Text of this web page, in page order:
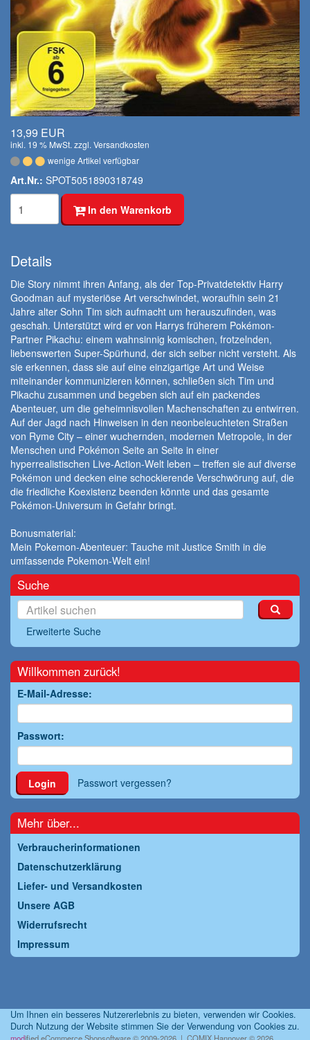
13,99 EUR
inkl. 19 % MwSt. zzgl. Versandkosten
wenige Artikel verfügbar
Art.Nr.: SPOT5051890318749
In den Warenkorb
Details
Die Story nimmt ihren Anfang, als der Top-Privatdetektiv Harry
Goodman auf mysteriöse Art verschwindet, woraufhin sein 21
Jahre alter Sohn Tim sich aufmacht um herauszufinden, was
geschah. Unterstützt wird er von Harrys früherem Pokémon-
Partner Pikachu: einem wahnsinnig komischen, frotzelnden,
liebenswerten Super-Spürhund, der sich selber nicht versteht. Als
sie erkennen, dass sie auf eine einzigartige Art und Weise
miteinander kommunizieren können, schließen sich Tim und
Pikachu zusammen und begeben sich auf ein packendes
Abenteuer, um die geheimnisvollen Machenschaften zu entwirren.
Auf der Jagd nach Hinweisen in den neonbeleuchteten Straßen
von Ryme City – einer wuchernden, modernen Metropole, in der
Menschen und Pokémon Seite an Seite in einer
hyperrealistischen Live-Action-Welt leben – treffen sie auf diverse
Pokémon und decken eine schockierende Verschwörung auf, die
die friedliche Koexistenz beenden könnte und das gesamte
Pokémon-Universum in Gefahr bringt.
Bonusmaterial:
Mein Pokemon-Abenteuer: Tauche mit Justice Smith in die
umfassende Pokemon-Welt ein!
Suche
Erweiterte Suche
Willkommen zurück!
E-Mail-Adresse:
Passwort:
Login Passwort vergessen?
Mehr über...
Verbraucherinformationen
Datenschutzerklärung
Liefer- und Versandkosten
Unsere AGB
Widerrufsrecht
Impressum
Um Ihnen ein besseres Nutzererlebnis zu bieten, verwenden wir Cookies.
Durch Nutzung der Website stimmen Sie der Verwendung von Cookies zu.